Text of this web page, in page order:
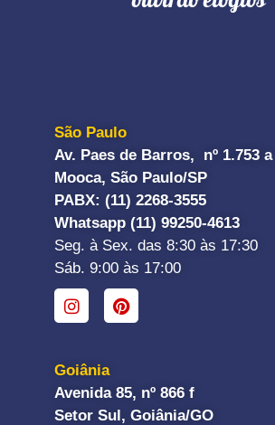
São Paulo
Av. Paes de Barros, nº 1.753 a
Mooca, São Paulo/SP
PABX: (11) 2268-3555
Whatsapp (11) 99250-4613
Seg. à Sex. das 8:30 às 17:30
Sáb. 9:00 às 17:00
Goiânia
Avenida 85, nº 866 f
Setor Sul, Goiânia/GO